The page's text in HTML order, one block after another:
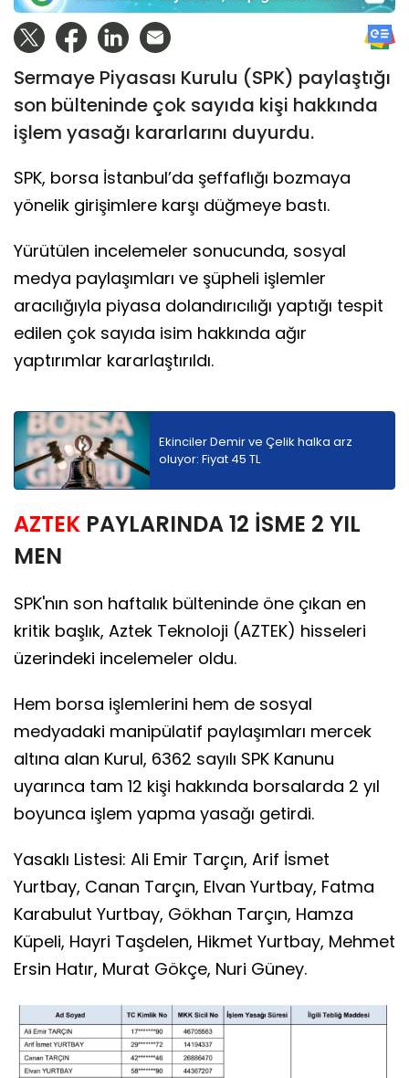
Sermaye Piyasası Kurulu (SPK) paylaştığı
son bülteninde çok sayıda kişi hakkında
işlem yasağı kararlarını duyurdu.
SPK, borsa İstanbul’da şeffaflığı bozmaya
yönelik girişimlere karşı düğmeye bastı.
Yürütülen incelemeler sonucunda, sosyal
medya paylaşımları ve şüpheli işlemler
aracılığıyla piyasa dolandırıcılığı yaptığı tespit
edilen çok sayıda isim hakkında ağır
yaptırımlar kararlaştırıldı.
Ekinciler Demir ve Çelik halka arz
oluyor: Fiyat 45 TL
AZTEK PAYLARINDA 12 İSME 2 YIL
MEN
SPK'nın son haftalık bülteninde öne çıkan en
kritik başlık, Aztek Teknoloji (AZTEK) hisseleri
üzerindeki incelemeler oldu.
Hem borsa işlemlerini hem de sosyal
medyadaki manipülatif paylaşımları mercek
altına alan Kurul, 6362 sayılı SPK Kanunu
uyarınca tam 12 kişi hakkında borsalarda 2 yıl
boyunca işlem yapma yasağı getirdi.
Yasaklı Listesi: Ali Emir Tarçın, Arif İsmet
Yurtbay, Canan Tarçın, Elvan Yurtbay, Fatma
Karabulut Yurtbay, Gökhan Tarçın, Hamza
Küpeli, Hayri Taşdelen, Hikmet Yurtbay, Mehmet
Ersin Hatır, Murat Gökçe, Nuri Güney.